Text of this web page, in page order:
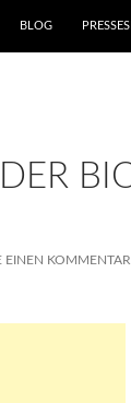
BLOG
EINEN KOMMENTAR